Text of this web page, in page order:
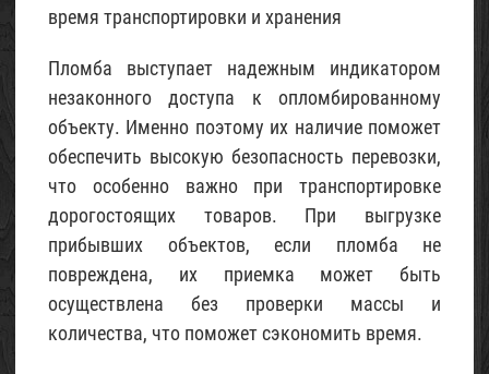
время транспортировки и хранения
Пломба выступает надежным индикатором
незаконного доступа к опломбированному
объекту. Именно поэтому их наличие поможет
обеспечить высокую безопасность перевозки,
что особенно важно при транспортировке
дорогостоящих товаров. При выгрузке
прибывших объектов, если пломба не
повреждена, их приемка может быть
осуществлена без проверки массы и
количества, что поможет сэкономить время.